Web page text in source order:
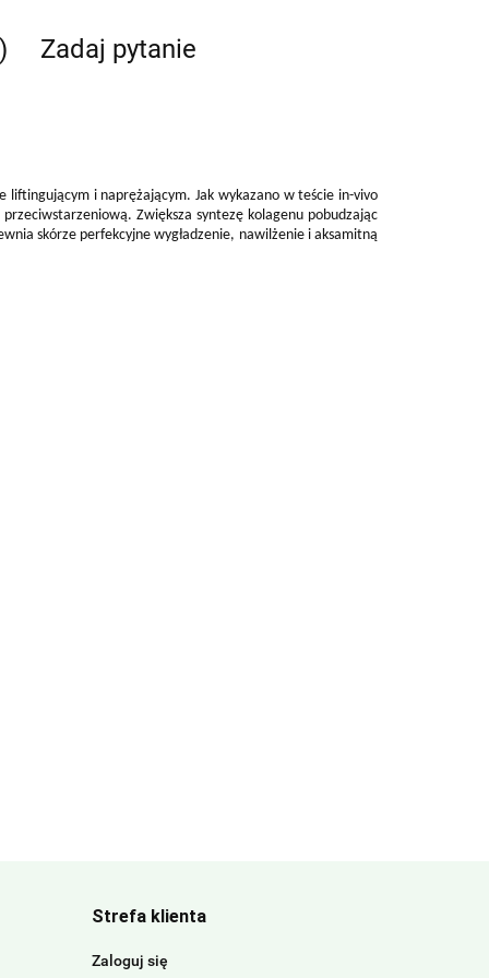
Zadaj pytanie
liftingującym i naprężającym. Jak wykazano w teście in-vivo
Zwiększa syntezę kolagenu pobudzając
skórze perfekcyjne wygładzenie, nawilżenie i aksamitną
Strefa klienta
Zaloguj się